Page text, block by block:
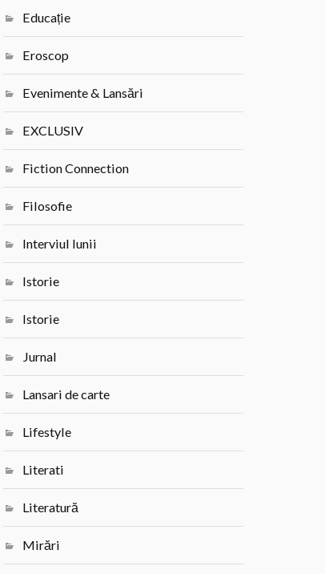
Educație
Eroscop
Evenimente & Lansări
EXCLUSIV
Fiction Connection
Filosofie
Interviul lunii
Istorie
Istorie
Jurnal
Lansari de carte
Lifestyle
Literati
Literatură
Mirări